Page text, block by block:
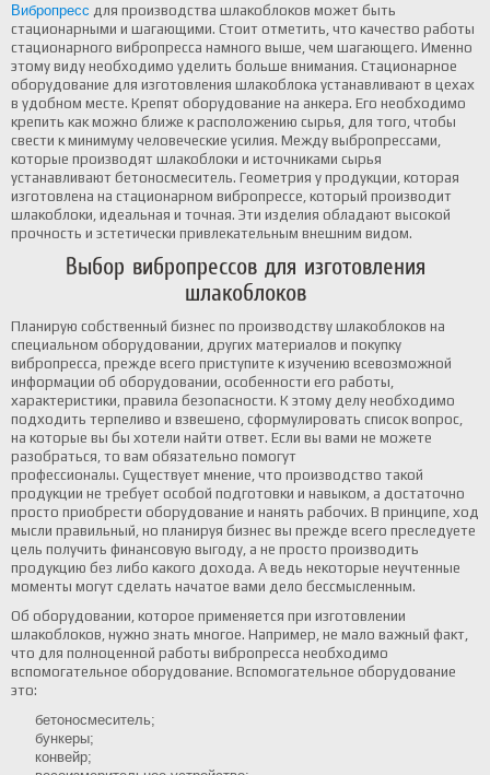
Вибропресс для производства шлакоблоков может быть
стационарными и шагающими. Стоит отметить, что качество работы
стационарного вибропресса намного выше, чем шагающего. Именно
этому виду необходимо уделить больше внимания. Стационарное
оборудование для изготовления шлакоблока устанавливают в цехах
в удобном месте. Крепят оборудование на анкера. Его необходимо
крепить как можно ближе к расположению сырья, для того, чтобы
свести к минимуму человеческие усилия. Между выбропрессами,
которые производят шлакоблоки и источниками сырья
устанавливают бетоносмеситель. Геометрия у продукции, которая
изготовлена на стационарном вибропрессе, который производит
шлакоблоки, идеальная и точная. Эти изделия обладают высокой
прочность и эстетически привлекательным внешним видом.
Выбор вибропрессов для изготовления
шлакоблоков
Планирую собственный бизнес по производству шлакоблоков на
специальном оборудовании, других материалов и покупку
вибропресса, прежде всего приступите к изучению всевозможной
информации об оборудовании, особенности его работы,
характеристики, правила безопасности. К этому делу необходимо
подходить терпеливо и взвешено, сформулировать список вопрос,
на которые вы бы хотели найти ответ. Если вы вами не можете
разобраться, то вам обязательно помогут
профессионалы. Существует мнение, что производство такой
продукции не требует особой подготовки и навыком, а достаточно
просто приобрести оборудование и нанять рабочих. В принципе, ход
мысли правильный, но планируя бизнес вы прежде всего преследуете
цель получить финансовую выгоду, а не просто производить
продукцию без либо какого дохода. А ведь некоторые неучтенные
моменты могут сделать начатое вами дело бессмысленным.
Об оборудовании, которое применяется при изготовлении
шлакоблоков, нужно знать многое. Например, не мало важный факт,
что для полноценной работы вибропресса необходимо
вспомогательное оборудование. Вспомогательное оборудование
это:
бетоносмеситель;
бункеры;
конвейр;